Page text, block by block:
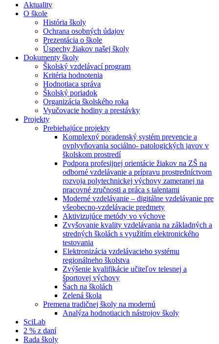
Aktuality
O škole
História školy
Ochrana osobných údajov
Prezentácia o škole
Úspechy žiakov našej školy
Dokumenty školy
Školský vzdelávací program
Kritéria hodnotenia
Hodnotiaca správa
Školský poriadok
Organizácia školského roka
Vyučovacie hodiny a prestávky
Projekty
Prebiehajúce projekty
Komplexný poradenský systém prevencie a
ovplyvňovania sociálno- patologických javov v
školskom prostredí
Podpora profesijnej orientácie žiakov na ZŠ na
odborné vzdelávanie a prípravu prostredníctvom
rozvoja polytechnickej výchovy zameranej na
pracovné zručnosti a práca s talentami
Moderné vzdelávanie – digitálne vzdelávanie pre
všeobecno-vzdelávacie predmety
Aktivizujúce metódy vo výchove
Zvyšovanie kvality vzdelávania na základných a
stredných školách s využitím elektronického
testovania
Elektronizácia vzdelávacieho systému
regionálneho školstva
Zvýšenie kvalifikácie učiteľov telesnej a
športovej výchovy
Šach na školách
Zelená škola
Premena tradičnej školy na modernú
Analýza hodnotiacich nástrojov školy
SciLab
2 % z daní
Rada školy